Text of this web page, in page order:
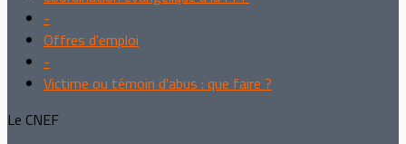
-
Offres d'emploi
-
Victime ou témoin d'abus : que faire ?
Le CNEF